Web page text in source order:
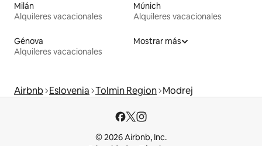
Milán
Alquileres vacacionales
Múnich
Alquileres vacacionales
Génova
Alquileres vacacionales
Mostrar más
Airbnb Eslovenia Tolmin Region Modrej
© 2026 Airbnb, Inc.